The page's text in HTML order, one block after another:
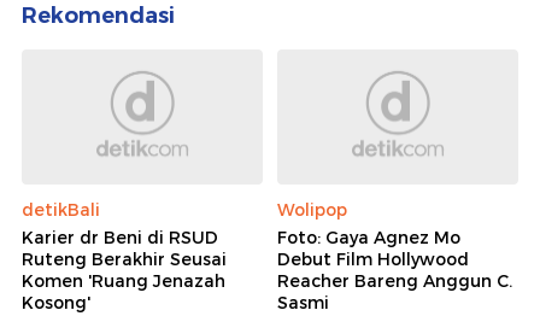
Rekomendasi
detikBali
Karier dr Beni di RSUD
Ruteng Berakhir Seusai
Komen 'Ruang Jenazah
Kosong'
Wolipop
Foto: Gaya Agnez Mo
Debut Film Hollywood
Reacher Bareng Anggun C.
Sasmi